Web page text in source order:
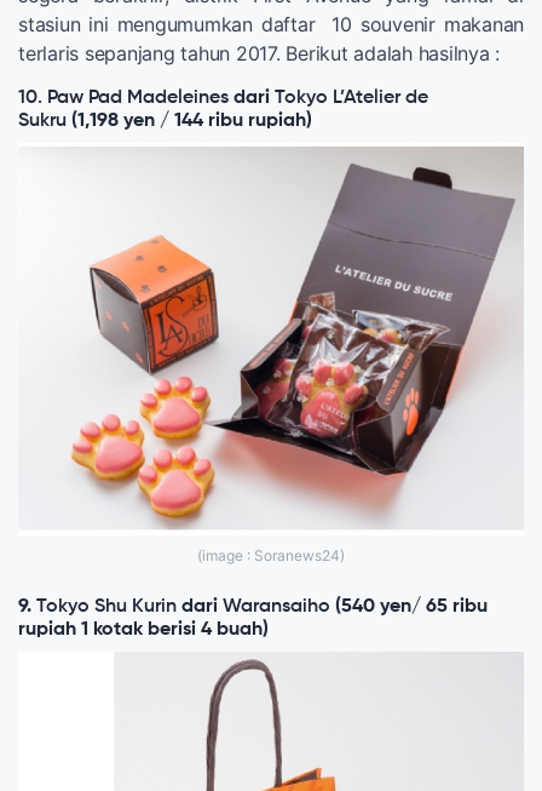
stasiun ini mengumumkan daftar 10 souvenir makanan
terlaris sepanjang tahun 2017. Berikut adalah hasilnya :
10. Paw Pad Madeleines dari Tokyo L’Atelier de
Sukru (1,198 yen / 144 ribu rupiah)
(image : Soranews24)
9. Tokyo Shu Kurin dari Waransaiho (540 yen/ 65 ribu
rupiah 1 kotak berisi 4 buah)